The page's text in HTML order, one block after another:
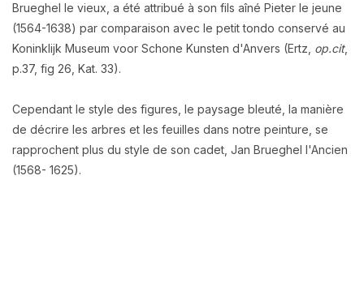
Brueghel le vieux, a été attribué à son fils aîné Pieter le jeune
(1564-1638) par comparaison avec le petit tondo conservé au
Koninklijk Museum voor Schone Kunsten d'Anvers (Ertz, op.cit,
p.37, fig 26, Kat. 33).
Cependant le style des figures, le paysage bleuté, la manière
de décrire les arbres et les feuilles dans notre peinture, se
rapprochent plus du style de son cadet, Jan Brueghel l'Ancien
(1568- 1625).